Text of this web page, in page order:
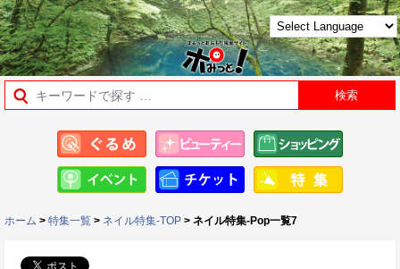
ホーム > 特集一覧 > ネイル特集-TOP > ネイル特集-Pop一覧7